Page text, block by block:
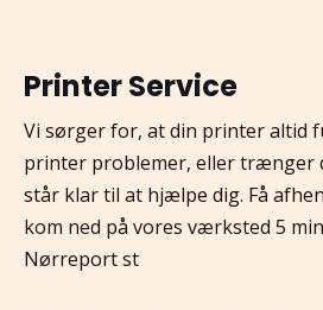
Printer Service
Vi sørger for, at din printer altid
printer problemer, eller trænger
står klar til at hjælpe dig. Få
kom ned på vores værksted 5
Nørreport st